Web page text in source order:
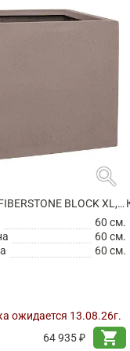
search
КАШПО FIBERSTONE BLOCK XL, TAUPE
60 см.
60 см.
60 см.
ожидается 13.08.26г.
64 935 ₽
shopping_cart